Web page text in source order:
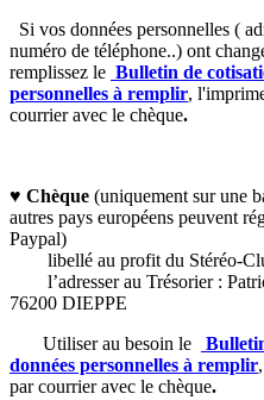
Si vos données personnelles (
numéro de téléphone..) ont
remplissez le Bulletin de
personnelles à remplir,
courrier avec le chèque.
♥ Chèque (uniquement sur une
autres pays européens peuvent
Paypal)
libellé au profit du Stéréo-
l’adresser au Trésorier :
76200 DIEPPE
Utiliser au besoin le
données personnelles à remplir
par courrier avec le chèque.